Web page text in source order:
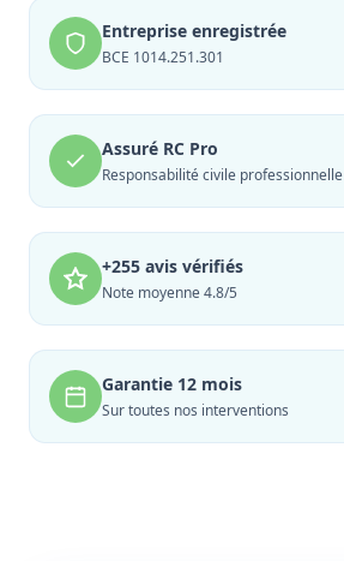
Entreprise enregistrée
BCE 1014.251.301
Assuré RC Pro
Responsabilité civile professionnelle
+255 avis vérifiés
Note moyenne 4.8/5
Garantie 12 mois
Sur toutes nos interventions